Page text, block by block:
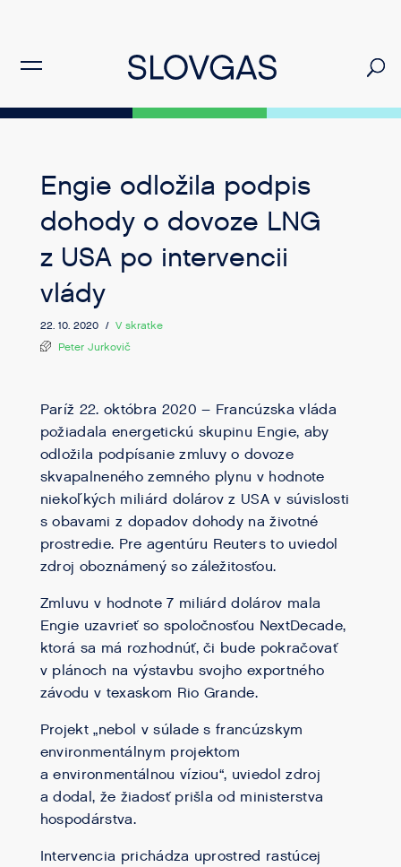
Engie odložila podpis
dohody o dovoze LNG
z USA po intervencii
vlády
22. 10. 2020 / V skratke
Peter Jurkovič
Paríž 22. októbra 2020 – Francúzska vláda
požiadala energetickú skupinu Engie, aby
odložila podpísanie zmluvy o dovoze
skvapalneného zemného plynu v hodnote
niekoľkých miliárd dolárov z USA v súvislosti
s obavami z dopadov dohody na životné
prostredie. Pre agentúru Reuters to uviedol
zdroj oboznámený so záležitosťou.
Zmluvu v hodnote 7 miliárd dolárov mala
Engie uzavrieť so spoločnosťou NextDecade,
ktorá sa má rozhodnúť, či bude pokračovať
v plánoch na výstavbu svojho exportného
závodu v texaskom Rio Grande.
Projekt „nebol v súlade s francúzskym
environmentálnym projektom
a environmentálnou víziou“, uviedol zdroj
a dodal, že žiadosť prišla od ministerstva
hospodárstva.
Intervencia prichádza uprostred rastúcej